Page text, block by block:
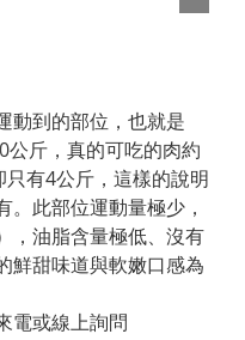
動到的部位，也就是
公斤，真的可吃的肉約
有4公斤，這樣的說明
。此部位運動量極少，
，油脂含量極低、沒有
鮮甜味道與軟嫩口感為
電或線上詢問